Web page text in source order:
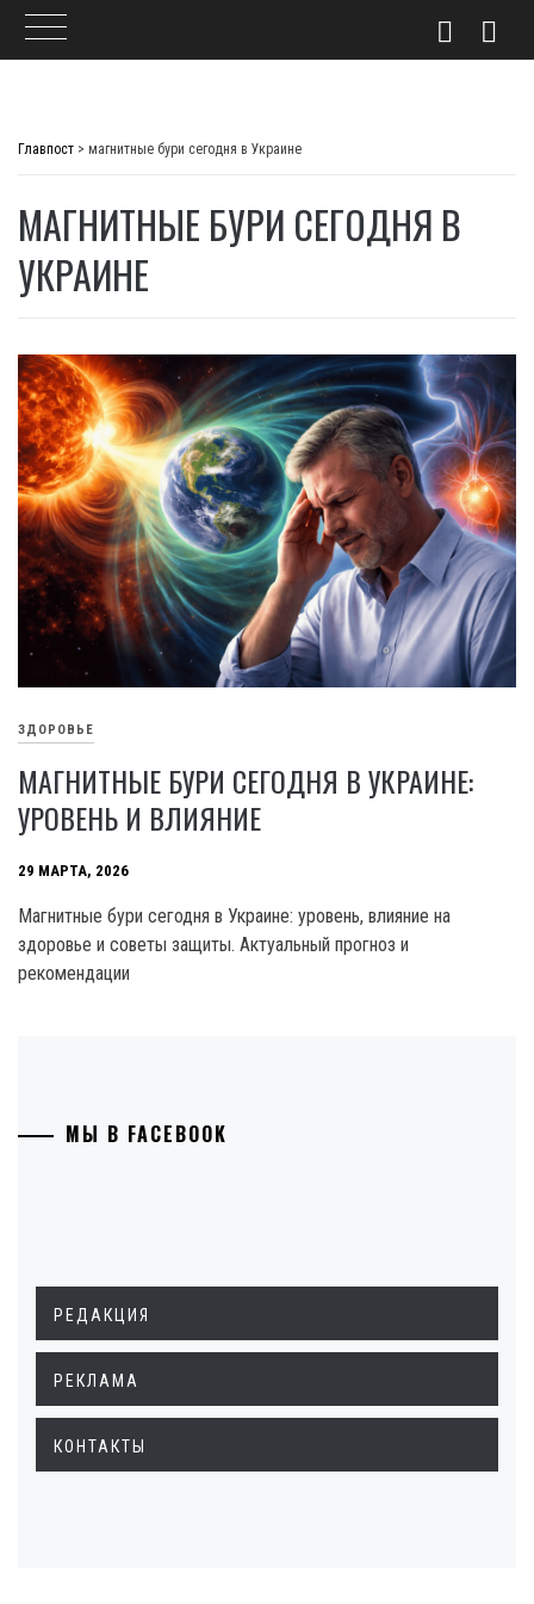
Главпост > магнитные бури сегодня в Украине
МАГНИТНЫЕ БУРИ СЕГОДНЯ В
УКРАИНЕ
ЗДОРОВЬЕ
МАГНИТНЫЕ БУРИ СЕГОДНЯ В УКРАИНЕ:
УРОВЕНЬ И ВЛИЯНИЕ
29 МАРТА, 2026
Магнитные бури сегодня в Украине: уровень, влияние на
здоровье и советы защиты. Актуальный прогноз и
рекомендации
МЫ В FACEBOOK
РЕДАКЦИЯ
РЕКЛАМА
КОНТАКТЫ